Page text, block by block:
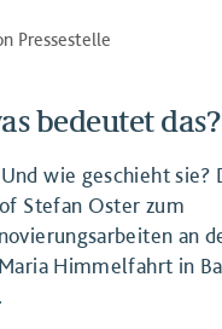
Pressestelle
bedeutet das?
wie geschieht sie?
Stefan Oster zum
an
Himmelfahrt in